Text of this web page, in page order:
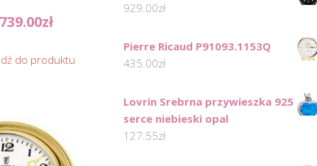
739.00zł
do produktu
929.00zł
Pierre Ricaud P91093.1153Q
435.00zł
Lovrin Srebrna przywieszka 925
serce niebieski opal
127.55zł